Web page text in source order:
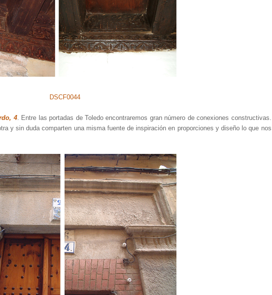
4. Entre las portadas de Toledo encontraremos gran número de conexiones constructivas.
y sin duda comparten una misma fuente de inspiración en proporciones y diseño lo que nos